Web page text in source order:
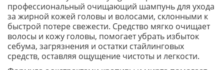
профессиональный очищающий шампунь для ухода
за жирной кожей головы и волосами, склонными к
быстрой потере свежести. Средство мягко очищает
волосы и кожу головы, помогает убрать избыток
себума, загрязнения и остатки стайлинговых
средств, оставляя ощущение чистоты и легкости.